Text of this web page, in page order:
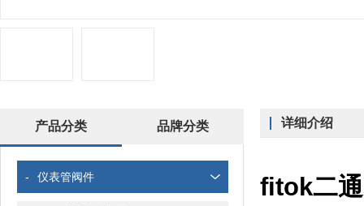
产品分类 品牌分类
- 仪表管阀件
详细介绍
fitok二